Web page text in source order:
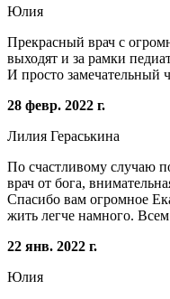
Юлия
Прекрасный врач с
выходят и за рамки
И просто замечательный
28 февр. 2022 г.
Лилия Гераськина
По счастливому случаю
врач от бога,
Спасибо вам огромное
жить легче намного.
22 янв. 2022 г.
Юлия